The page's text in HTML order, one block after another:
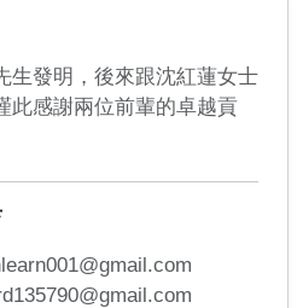
生發明，後來跟沈紅蓮女士
此感謝兩位前輩的卓越貢